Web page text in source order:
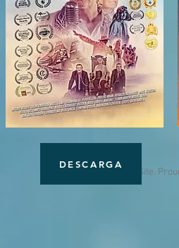
© 2023 by Name of Site.
DESCARGA